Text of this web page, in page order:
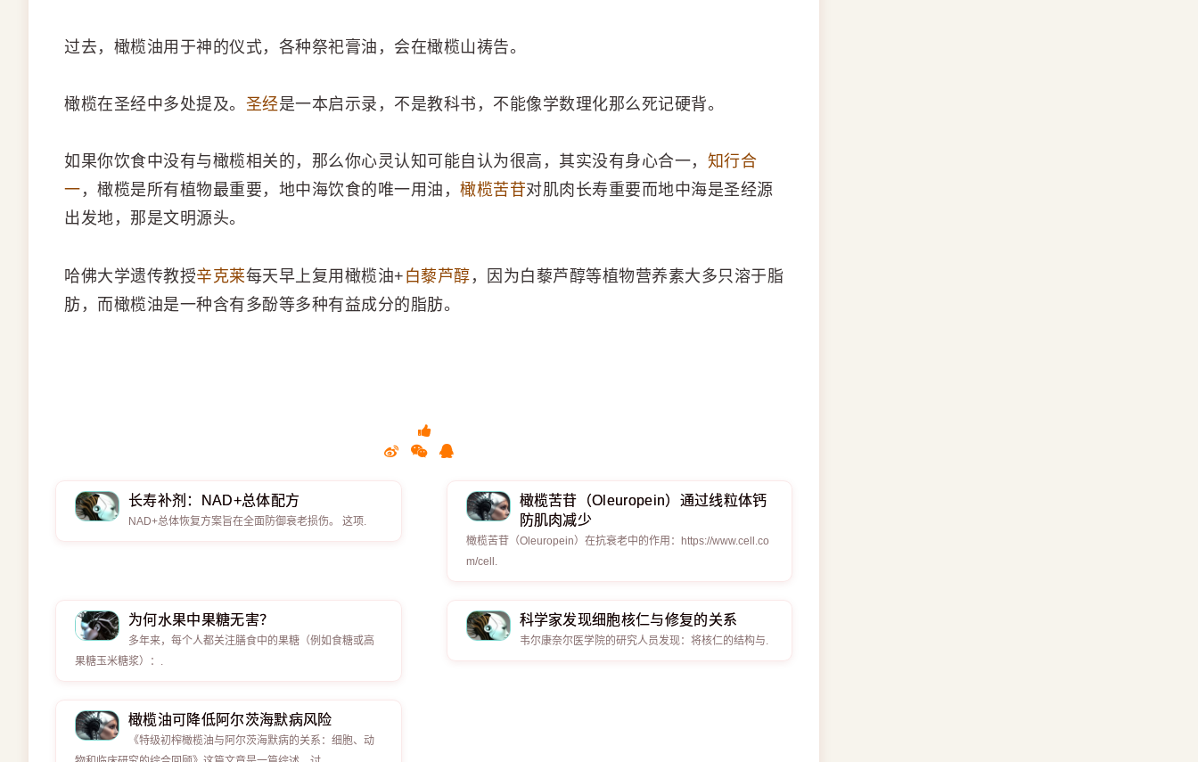
过去，橄榄油用于神的仪式，各种祭祀膏油，会在橄榄山祷告。
橄榄在圣经中多处提及。 圣经是一本启示录，不是教科书，不能像学数理化那么死记硬背。
如果你饮食中没有与橄榄相关的，那么你心灵认知可能自认为很高，其实没有身心合一， 知行合
一 ，橄榄是所有植物最重要，地中海饮食的唯一用油， 橄榄苦苷对肌肉长寿重要而地中海是圣经源
出发地，那是文明源头。
哈佛大学遗传教授辛克莱每天早上复用橄榄油+ 白藜芦醇 ，因为白藜芦醇等植物营养素大多只溶于脂
肪，而橄榄油是一种含有多酚等多种有益成分的脂肪。
长寿补剂：NAD+总体配方
NAD+总体恢复方案旨在全面防御衰老损伤。 这项.
橄榄苦苷（Oleuropein）通过线粒体钙
防肌肉减少
橄榄苦苷（Oleuropein）在抗衰老中的作用：https://www.cell.co
m/cell.
为何水果中果糖无害？
多年来，每个人都关注膳食中的果糖（例如食糖或高
果糖玉米糖浆）：.
科学家发现细胞核仁与修复的关系
韦尔康奈尔医学院的研究人员发现：将核仁的结构与.
橄榄油可降低阿尔茨海默病风险
《特级初榨橄榄油与阿尔茨海默病的关系：细胞、动